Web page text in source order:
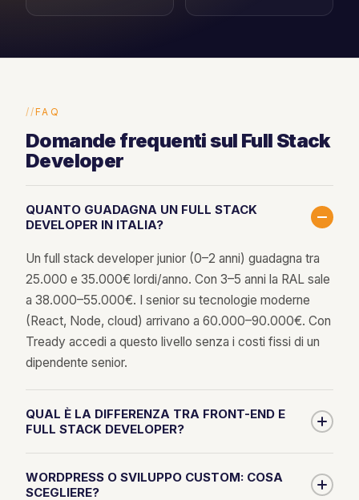
FAQ
Domande frequenti sul Full Stack
Developer
QUANTO GUADAGNA UN FULL STACK
DEVELOPER IN ITALIA?
Un full stack developer junior (0–2 anni) guadagna tra
25.000 e 35.000€ lordi/anno. Con 3–5 anni la RAL sale
a 38.000–55.000€. I senior su tecnologie moderne
(React, Node, cloud) arrivano a 60.000–90.000€. Con
Tready accedi a questo livello senza i costi fissi di un
dipendente senior.
QUAL È LA DIFFERENZA TRA FRONT-END E
FULL STACK DEVELOPER?
visiva (HTML, CSS, JavaScript). Il full stack
WORDPRESS O SVILUPPO CUSTOM: COSA
SCEGLIERE?